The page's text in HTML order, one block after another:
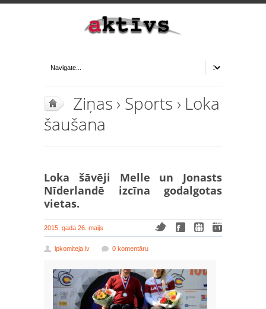
Ziņas › Sports › Loka
šaušana
Loka šāvēji Melle un Jonasts
Nīderlandē izcīna godalgotas
vietas.
2015. gada 26. maijs
lpkomiteja.lv 0 komentāru